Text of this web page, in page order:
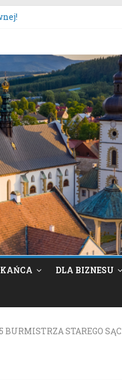
Zielnej”.
dotyczących: projektu
DLA BIZNESU
BURMISTRZA STAREGO